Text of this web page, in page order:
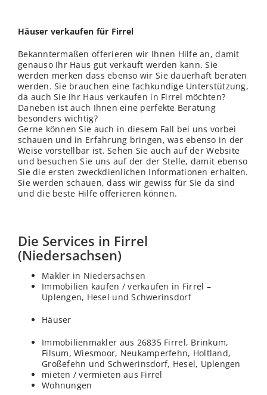
Häuser verkaufen für Firrel
Bekanntermaßen offerieren wir Ihnen Hilfe an, damit
genauso Ihr Haus gut verkauft werden kann. Sie
werden merken dass ebenso wir Sie dauerhaft beraten
werden. Sie brauchen eine fachkundige Unterstützung,
da auch Sie ihr Haus verkaufen in Firrel möchten?
Daneben ist auch Ihnen eine perfekte Beratung
besonders wichtig?
Gerne können Sie auch in diesem Fall bei uns vorbei
schauen und in Erfahrung bringen, was ebenso in der
Weise vorstellbar ist. Sehen Sie auch auf der Website
und besuchen Sie uns auf der der Stelle, damit ebenso
Sie die ersten zweckdienlichen Informationen erhalten.
Sie werden schauen, dass wir gewiss für Sie da sind
und die beste Hilfe offerieren können.
Die Services in Firrel
(Niedersachsen)
Makler in Niedersachsen
Immobilien kaufen / verkaufen in Firrel –
Uplengen, Hesel und Schwerinsdorf
Häuser
Immobilienmakler aus 26835 Firrel, Brinkum,
Filsum, Wiesmoor, Neukamperfehn, Holtland,
Großefehn und Schwerinsdorf, Hesel, Uplengen
mieten / vermieten aus Firrel
Wohnungen